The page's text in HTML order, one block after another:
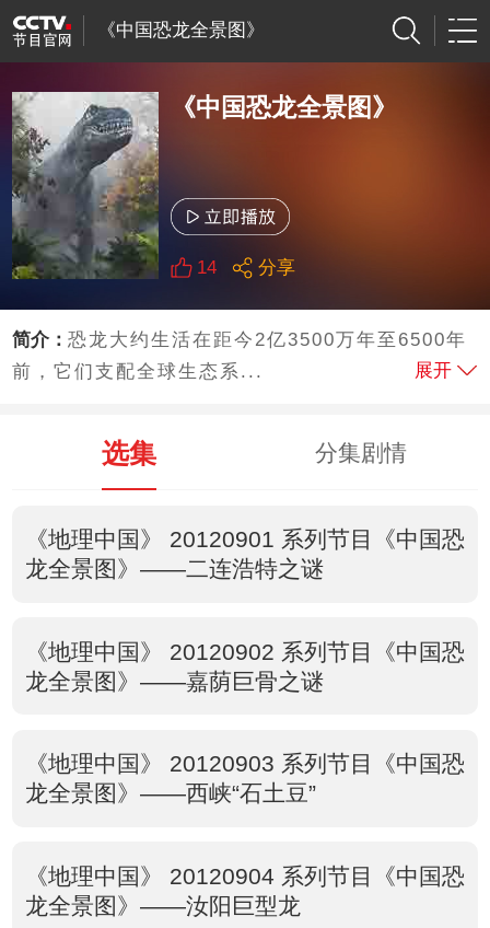
《中国恐龙全景图》
《中国恐龙全景图》
14 分享
简介：恐龙大约生活在距今2亿3500万年至6500年
前，它们支配全球生态系...
展开
选集 分集剧情
《地理中国》 20120901 系列节目《中国恐
龙全景图》——二连浩特之谜
《地理中国》 20120902 系列节目《中国恐
龙全景图》——嘉荫巨骨之谜
《地理中国》 20120903 系列节目《中国恐
龙全景图》——西峡“石土豆”
《地理中国》 20120904 系列节目《中国恐
龙全景图》——汝阳巨型龙